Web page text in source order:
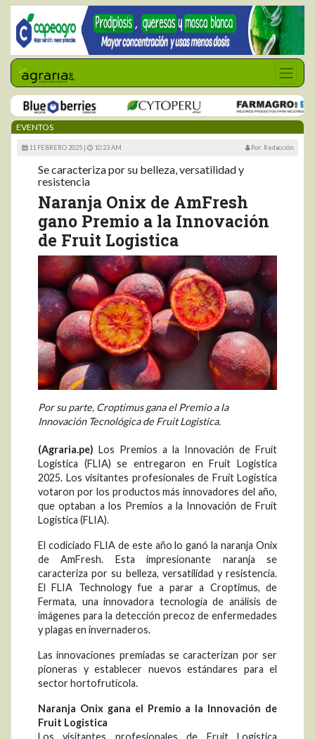
EVENTOS
11 FEBRERO 2025 | 10:23 AM Por: Redacción
Se caracteriza por su belleza, versatilidad y
resistencia
Naranja Onix de AmFresh
gano Premio a la Innovación
de Fruit Logistica
Por su parte, Croptimus gana el Premio a la
Innovación Tecnológica de Fruit Logistica.
(Agraria.pe) Los Premios a la Innovación de Fruit
Logistica (FLIA) se entregaron en Fruit Logistica
2025. Los visitantes profesionales de Fruit Logistica
votaron por los productos más innovadores del año,
que optaban a los Premios a la Innovación de Fruit
Logistica (FLIA).
El codiciado FLIA de este año lo ganó la naranja Onix
de AmFresh. Esta impresionante naranja se
caracteriza por su belleza, versatilidad y resistencia.
El FLIA Technology fue a parar a Croptimus, de
Fermata, una innovadora tecnología de análisis de
imágenes para la detección precoz de enfermedades
y plagas en invernaderos.
Las innovaciones premiadas se caracterizan por ser
pioneras y establecer nuevos estándares para el
sector hortofrutícola.
Naranja Onix gana el Premio a la Innovación de
Fruit Logistica